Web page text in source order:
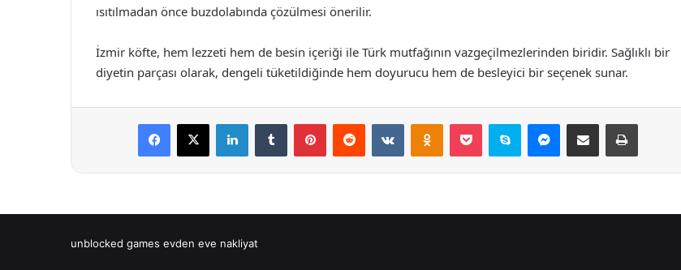
ısıtılmadan önce buzdolabında çözülmesi önerilir.
İzmir köfte, hem lezzeti hem de besin içeriği ile Türk mutfağının vazgeçilmezlerinden biridir. Sağlıklı bir
diyetin parçası olarak, dengeli tüketildiğinde hem doyurucu hem de besleyici bir seçenek sunar.
Facebook
X LinkedInTumblr PinterestReddit VKontakteOdnoklassniki
Pocket Skype Messenger
E-Posta ile paylaş Yazdır
unblocked games evden eve nakliyat